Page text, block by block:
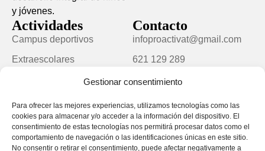
Gestionar consentimiento
Para ofrecer las mejores experiencias, utilizamos tecnologías como las
cookies para almacenar y/o acceder a la información del dispositivo. El
consentimiento de estas tecnologías nos permitirá procesar datos como el
comportamiento de navegación o las identificaciones únicas en este sitio.
No consentir o retirar el consentimiento, puede afectar negativamente a
y jóvenes.
Actividades
Campus deportivos
Extraescolares
Campus de verano
Contacto
infoproactivat@gmail.com
621 129 289
@proactiva.t